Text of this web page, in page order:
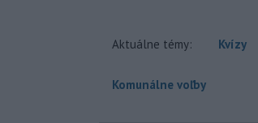
Aktuálne témy: Kvízy
Komunálne voľby